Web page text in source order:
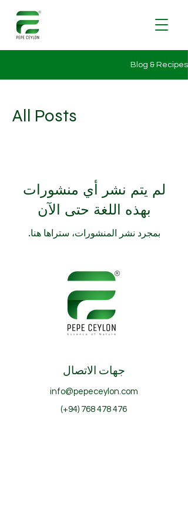
Blog & Recipes
All Posts
لم يتم نشر أي منشورات
بهذه اللغة حتى الآن
بمجرد نشر المنشورات، ستراها هنا.
جهات الاتصال
info@pepeceylon.com
(+94) 768 478 476